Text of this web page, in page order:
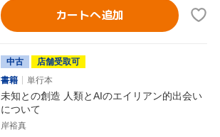
カートへ追加
中古
店舗受取可
書籍
単行本
未知との創造 人類とAIのエイリアン的出会い
について
岸裕真